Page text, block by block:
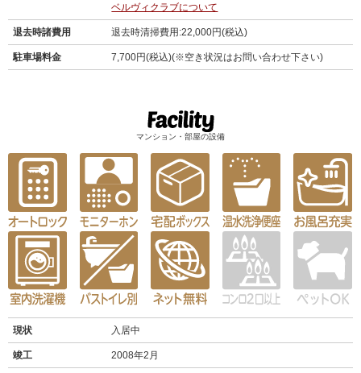
ベルヴィクラブについて
退去時諸費用 退去時清掃費用:22,000円(税込)
駐車場料金 7,700円(税込)(※空き状況はお問い合わせ下さい)
マンション・部屋の設備
現状 入居中
竣工 2008年2月